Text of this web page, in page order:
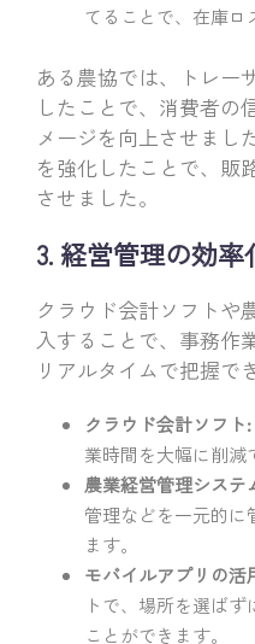
てることで、在庫ロ
ある農協では、トレー
したことで、消費者の
メージを向上させまし
を強化したことで、販
させました。
3. 経営管理の効率
クラウド会計ソフトや
入することで、事務作
リアルタイムで把握で
クラウド会計ソフト:
業時間を大幅に削減
農業経営管理システ
管理などを一元的に
ます。
モバイルアプリの活
トで、場所を選ば
ことができます。